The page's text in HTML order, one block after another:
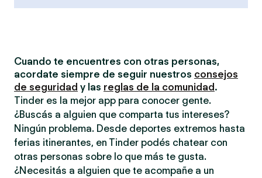
Cuando te encuentres con otras personas,
acordate siempre de seguir nuestros consejos
de seguridad y las reglas de la comunidad .
Tinder es la mejor app para conocer gente.
¿Buscás a alguien que comparta tus intereses?
Ningún problema. Desde deportes extremos hasta
ferias itinerantes, en Tinder podés chatear con
otras personas sobre lo que más te gusta.
¿Necesitás a alguien que te acompañe a un